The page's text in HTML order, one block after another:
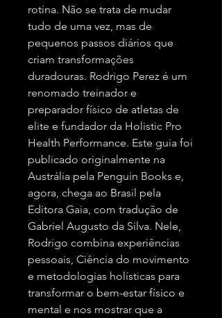
rotina. Não se trata de mudar
tudo de uma vez, mas de
pequenos passos diários que
criam transformações
duradouras. Rodrigo Perez é um
renomado treinador e
preparador físico de atletas de
elite e fundador da Holistic Pro
Health Performance. Este guia foi
publicado originalmente na
Austrália pela Penguin Books e,
agora, chega ao Brasil pela
Editora Gaia, com tradução de
Gabriel Augusto da Silva. Nele,
Rodrigo combina experiências
pessoais, Ciência do movimento
e metodologias holísticas para
transformar o bem-estar físico e
mental e nos mostrar que a